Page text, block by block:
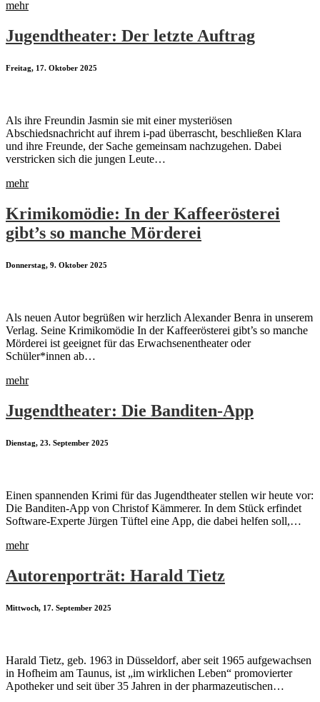
mehr
Jugendtheater: Der letzte Auftrag
Freitag, 17. Oktober 2025
Als ihre Freundin Jasmin sie mit einer mysteriösen
Abschiedsnachricht auf ihrem i-pad überrascht, beschließen Klara
und ihre Freunde, der Sache gemeinsam nachzugehen. Dabei
verstricken sich die jungen Leute…
mehr
Krimikomödie: In der Kaffeerösterei
gibt’s so manche Mörderei
Donnerstag, 9. Oktober 2025
Als neuen Autor begrüßen wir herzlich Alexander Benra in unserem
Verlag. Seine Krimikomödie In der Kaffeerösterei gibt’s so manche
Mörderei ist geeignet für das Erwachsenentheater oder
Schüler*innen ab…
mehr
Jugendtheater: Die Banditen-App
Dienstag, 23. September 2025
Einen spannenden Krimi für das Jugendtheater stellen wir heute vor:
Die Banditen-App von Christof Kämmerer. In dem Stück erfindet
Software-Experte Jürgen Tüftel eine App, die dabei helfen soll,…
mehr
Autorenporträt: Harald Tietz
Mittwoch, 17. September 2025
Harald Tietz, geb. 1963 in Düsseldorf, aber seit 1965 aufgewachsen
in Hofheim am Taunus, ist „im wirklichen Leben“ promovierter
Apotheker und seit über 35 Jahren in der pharmazeutischen…